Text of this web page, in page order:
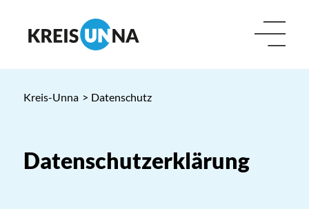
Kreis-Unna > Datenschutz
Datenschutzerklärung